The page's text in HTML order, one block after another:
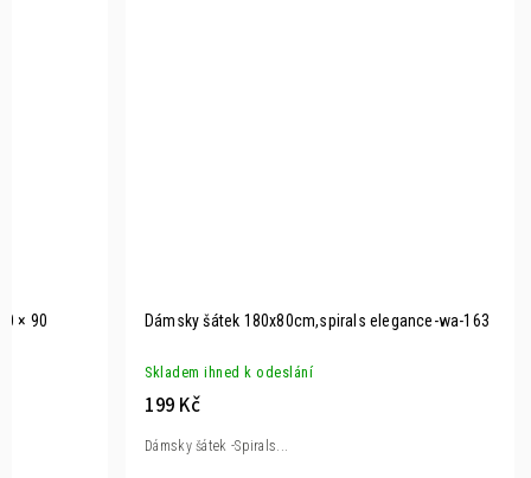
× 90 Dámsky šátek 180x80cm,spirals elegance-wa-163
Skladem ihned k odeslání
199 Kč
Dámsky šátek -Spirals...